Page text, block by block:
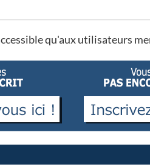
qu'aux utilisateurs